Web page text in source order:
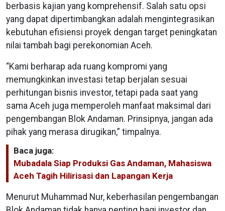
berbasis kajian yang komprehensif. Salah satu opsi
yang dapat dipertimbangkan adalah mengintegrasikan
kebutuhan efisiensi proyek dengan target peningkatan
nilai tambah bagi perekonomian Aceh.
“Kami berharap ada ruang kompromi yang
memungkinkan investasi tetap berjalan sesuai
perhitungan bisnis investor, tetapi pada saat yang
sama Aceh juga memperoleh manfaat maksimal dari
pengembangan Blok Andaman. Prinsipnya, jangan ada
pihak yang merasa dirugikan,” timpalnya.
Baca juga:
Mubadala Siap Produksi Gas Andaman, Mahasiswa
Aceh Tagih Hilirisasi dan Lapangan Kerja
Menurut Muhammad Nur, keberhasilan pengembangan